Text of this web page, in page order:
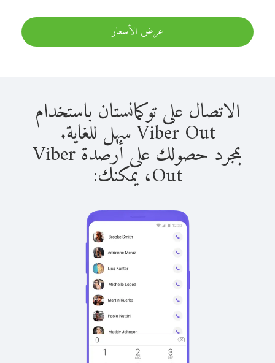
عرض الأسعار
الاتصال على توكمانستان باستخدام
Viber Out سهل للغاية.
بمجرد حصولك على أرصدة Viber
Out، يمكنك: